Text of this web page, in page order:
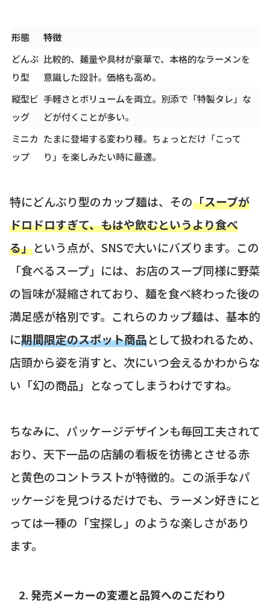
形態
特徴
どんぶ
り型
比較的、麺量や具材が豪華で、本格的なラーメンを
意識した設計。価格も高め。
縦型ビ
ッグ
手軽さとボリュームを両立。別添で「特製タレ」な
どが付くことが多い。
ミニカ
ップ
たまに登場する変わり種。ちょっとだけ「こって
り」を楽しみたい時に最適。
特にどんぶり型のカップ麺は、その「スープが
ドロドロすぎて、もはや飲むというより食べ
る」という点が、SNSで大いにバズります。この
「食べるスープ」には、お店のスープ同様に野菜
の旨味が凝縮されており、麺を食べ終わった後の
満足感が格別です。これらのカップ麺は、基本的
に期間限定のスポット商品として扱われるため、
店頭から姿を消すと、次にいつ会えるかわからな
い「幻の商品」となってしまうわけですね。
ちなみに、パッケージデザインも毎回工夫されて
おり、天下一品の店舗の看板を彷彿とさせる赤
と黄色のコントラストが特徴的。この派手なパ
ッケージを見つけるだけでも、ラーメン好きにと
っては一種の「宝探し」のような楽しさがあり
ます。
2. 発売メーカーの変遷と品質へのこだわり